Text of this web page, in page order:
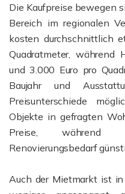
Die Kaufpreise bewegen
Bereich im regionalen
kosten durchschnittlich
Quadratmeter, während
und 3.000 Euro pro
Baujahr und
Preisunterschiede
Objekte in gefragten
Preise, während
Renovierungsbedarf
Auch der Mietmarkt ist